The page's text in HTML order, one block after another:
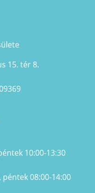
15. tér 8.
10:00-13:30
08:00-14:00